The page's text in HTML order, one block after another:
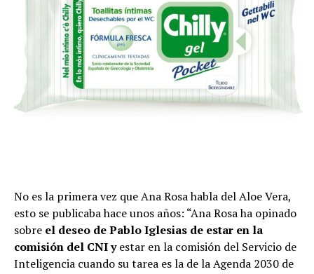
No es la primera vez que Ana Rosa habla del Aloe Vera,
esto se publicaba hace unos años: “Ana Rosa ha opinado
sobre el deseo de Pablo Iglesias de estar en la
comisión del CNI yestar en la comisión del Servicio de
Inteligencia cuando su tarea es la de la Agenda 2030 de